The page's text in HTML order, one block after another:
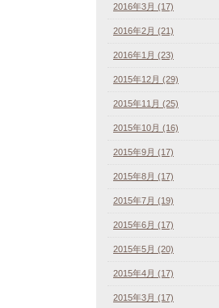
2016年3月 (17)
2016年2月 (21)
2016年1月 (23)
2015年12月 (29)
2015年11月 (25)
2015年10月 (16)
2015年9月 (17)
2015年8月 (17)
2015年7月 (19)
2015年6月 (17)
2015年5月 (20)
2015年4月 (17)
2015年3月 (17)